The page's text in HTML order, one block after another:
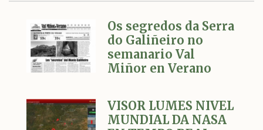
Os segredos da Serra
do Galiñeiro no
semanario Val
Miñor en Verano
VISOR LUMES NIVEL
MUNDIAL DA NASA